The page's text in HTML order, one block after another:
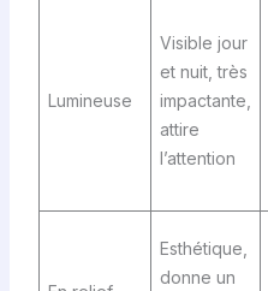
Lumineuse
Visible jour
et nuit, très
impactante,
attire
l’attention
Esthétique,
donne un